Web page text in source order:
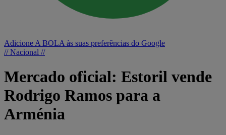
Adicione A BOLA às suas preferências do Google
// Nacional //
Mercado oficial: Estoril vende
Rodrigo Ramos para a
Arménia